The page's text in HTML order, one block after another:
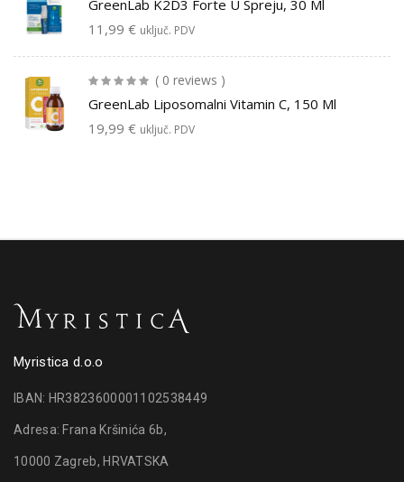
GreenLab K2D3 Forte U Spreju, 30 Ml
11,99 € uključ. PDV
( 0 reviews )
GreenLab Liposomalni Vitamin C, 150 Ml
19,99 € uključ. PDV
Myristica d.o.o
IBAN: HR3823600001102538449
Adresa: Frana Kršinića 6b,
10000 Zagreb, HRVATSKA